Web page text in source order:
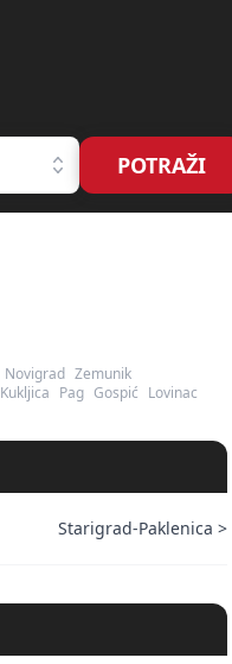
POTRAŽI
Novigrad Zemunik
Kukljica Pag Gospić Lovinac
Starigrad-Paklenica >